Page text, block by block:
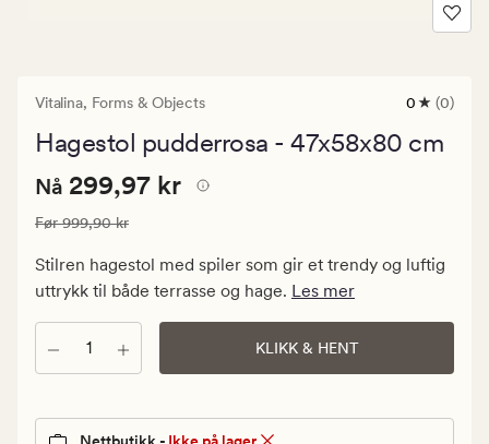
Vitalina, Forms & Objects
0
med
0 (0)
Hagestol pudderrosa - 47x58x80 cm
Nåværende
299,97
kr.
Vanlig
Nåværende pris
Nå 299,97 kr
Vanlig pris 999,90 kr
Før999,90 kr
Stilren hagestol med spiler som gir et trendy og luftig
uttrykk til både terrasse og hage. Les mer
Antall KLIKK & HENT